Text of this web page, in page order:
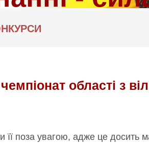
області з
поза увагою, адже це досить